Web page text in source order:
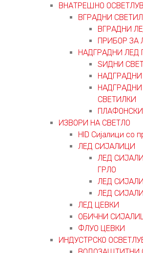
ВНАТРЕШНО
ВГРАДНИ
ВГРАДНИ
ПРИБОР ЗА
НАДГРАДНИ ЛЕД
ЅИДНИ
СВЕТИЛКИ
ИЗВОРИ НА СВЕТЛО
HID Сијалици со
ЛЕД СИЈАЛИЦИ
ЛЕД
ГРЛО
ЛЕД
ЛЕД
ЛЕД ЦЕВКИ
ОБИЧНИ
ФЛУО ЦЕВКИ
ИНДУСТРСКО